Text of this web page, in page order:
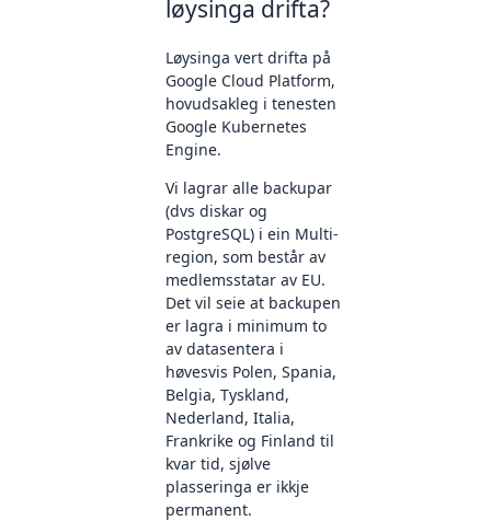
løysinga drifta?
Løysinga vert drifta på
Google Cloud Platform,
hovudsakleg i tenesten
Google Kubernetes
Engine.
Vi lagrar alle backupar
(dvs diskar og
PostgreSQL) i ein Multi-
region, som består av
medlemsstatar av EU.
Det vil seie at backupen
er lagra i minimum to
av datasentera i
høvesvis Polen, Spania,
Belgia, Tyskland,
Nederland, Italia,
Frankrike og Finland til
kvar tid, sjølve
plasseringa er ikkje
permanent.